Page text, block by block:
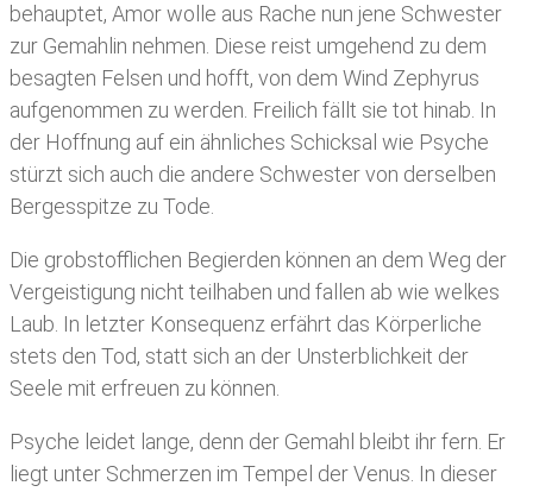
behauptet, Amor wolle aus Rache nun jene Schwester
zur Gemahlin nehmen. Diese reist umgehend zu dem
besagten Felsen und hofft, von dem Wind Zephyrus
aufgenommen zu werden. Freilich fällt sie tot hinab. In
der Hoffnung auf ein ähnliches Schicksal wie Psyche
stürzt sich auch die andere Schwester von derselben
Bergesspitze zu Tode.
Die grobstofflichen Begierden können an dem Weg der
Vergeistigung nicht teilhaben und fallen ab wie welkes
Laub. In letzter Konsequenz erfährt das Körperliche
stets den Tod, statt sich an der Unsterblichkeit der
Seele mit erfreuen zu können.
Psyche leidet lange, denn der Gemahl bleibt ihr fern. Er
liegt unter Schmerzen im Tempel der Venus. In dieser